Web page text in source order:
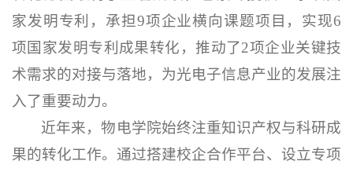
家发明专利，承担9项企业横向课题项目，实现6
项国家发明专利成果转化，推动了2项企业关键技
术需求的对接与落地，为光电子信息产业的发展注
入了重要动力。
近年来，物电学院始终注重知识产权与科研成
果的转化工作。通过搭建校企合作平台、设立专项